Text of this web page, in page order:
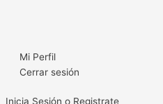
Mi Perfil
Cerrar sesión
Inicia Sesión o Registrate